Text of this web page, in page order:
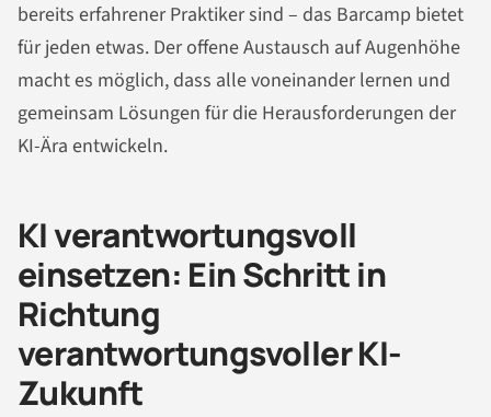
bereits erfahrener Praktiker sind – das Barcamp bietet
für jeden etwas. Der offene Austausch auf Augenhöhe
macht es möglich, dass alle voneinander lernen und
gemeinsam Lösungen für die Herausforderungen der
KI-Ära entwickeln.
KI verantwortungsvoll
einsetzen: Ein Schritt in
Richtung
verantwortungsvoller KI-
Zukunft